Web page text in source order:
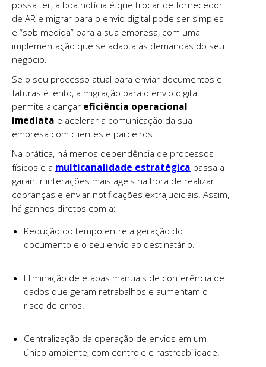
possa ter, a boa notícia é que trocar de fornecedor
de AR e migrar para o envio digital pode ser simples
e “sob medida” para a sua empresa, com uma
implementação que se adapta às demandas do seu
negócio.
Se o seu processo atual para enviar documentos e
faturas é lento, a migração para o envio digital
permite alcançar eficiência operacional
imediata e acelerar a comunicação da sua
empresa com clientes e parceiros.
Na prática, há menos dependência de processos
físicos e a multicanalidade estratégica passa a
garantir interações mais ágeis na hora de realizar
cobranças e enviar notificações extrajudiciais. Assim,
há ganhos diretos com a:
Redução do tempo entre a geração do
documento e o seu envio ao destinatário.
Eliminação de etapas manuais de conferência de
dados que geram retrabalhos e aumentam o
risco de erros.
Centralização da operação de envios em um
único ambiente, com controle e rastreabilidade.